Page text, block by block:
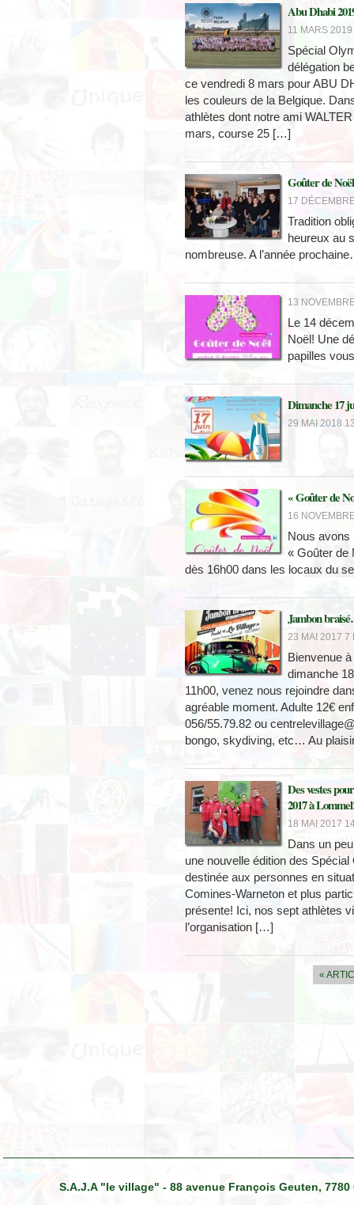
Abu Dhabi
11 MARS
Spécial
délégation
ce vendredi 8 mars pour ABU
les couleurs de la Belgique.
athlètes dont notre ami
mars, course 25 […]
Goûter de Noël
17
Tradition
heureux au
nombreuse. A l’année
13
Le 14
Noël! Une
papilles
Dimanche 17
29 MAI 2018
« Goûter de
16
Nous avons
« Goûter de
dès 16h00 dans les locaux du
Jambon
23 MAI 2017 7
Bienvenue
dimanche
11h00, venez nous rejoindre
agréable moment. Adulte 12€
056/55.79.82 ou
bongo, skydiving, etc… Au
Des vestes
2017 à
18 MAI 2017
Dans un
une nouvelle édition des
destinée aux personnes en
Comines-Warneton et plus
présente! Ici, nos sept athlètes
l’organisation […]
«
S.A.J.A "le village" - 88 avenue François Geuten,